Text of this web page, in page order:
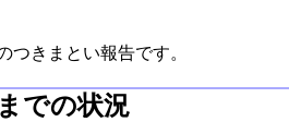
つきまとい報告です。
での状況